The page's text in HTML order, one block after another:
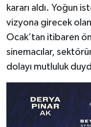
kararı aldı. Yoğun
vizyona girecek
Ocak’tan itibaren ön
sinemacılar,
dolayı mutluluk